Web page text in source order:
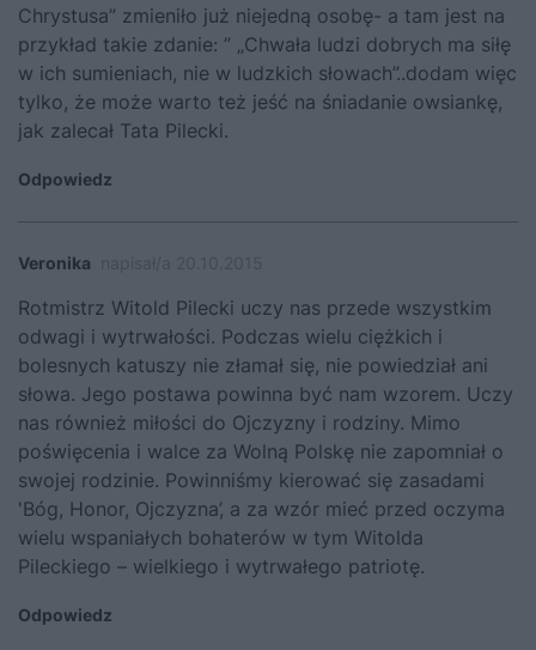
Chrystusa” zmieniło już niejedną osobę- a tam jest na
przykład takie zdanie: ” „Chwała ludzi dobrych ma siłę
w ich sumieniach, nie w ludzkich słowach”..dodam więc
tylko, że może warto też jeść na śniadanie owsiankę,
jak zalecał Tata Pilecki.
Odpowiedz
Veronika
Rotmistrz Witold Pilecki uczy nas przede wszystkim
odwagi i wytrwałości. Podczas wielu ciężkich i
bolesnych katuszy nie złamał się, nie powiedział ani
słowa. Jego postawa powinna być nam wzorem. Uczy
nas również miłości do Ojczyzny i rodziny. Mimo
poświęcenia i walce za Wolną Polskę nie zapomniał o
swojej rodzinie. Powinniśmy kierować się zasadami
'Bóg, Honor, Ojczyzna’, a za wzór mieć przed oczyma
wielu wspaniałych bohaterów w tym Witolda
Pileckiego – wielkiego i wytrwałego patriotę.
Odpowiedz